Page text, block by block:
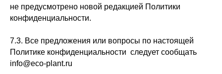
не предусмотрено новой редакцией Политики
конфиденциальности.
7.3. Все предложения или вопросы по настоящей
Политике конфиденциальности следует сообщать
info@eco-plant.ru